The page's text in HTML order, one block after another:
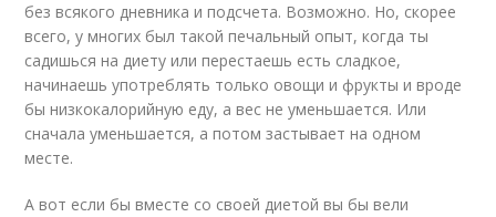
без всякого дневника и подсчета. Возможно. Но, скорее
всего, у многих был такой печальный опыт, когда ты
садишься на диету или перестаешь есть сладкое,
начинаешь употреблять только овощи и фрукты и вроде
бы низкокалорийную еду, а вес не уменьшается. Или
сначала уменьшается, а потом застывает на одном
месте.
А вот если бы вместе со своей диетой вы бы вели